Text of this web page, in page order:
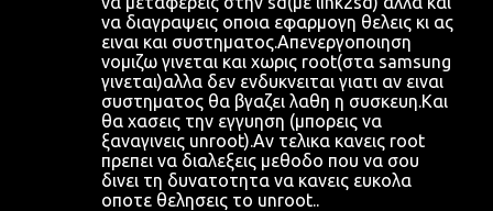
να διαγραψεις οποια εφαρμογη θελεις κι ας
ειναι και συστηματος.Απενεργοποιηση
νομιζω γινεται και χωρις root(στα samsung
γινεται)αλλα δεν ενδυκνειται γιατι αν ειναι
συστηματος θα βγαζει λαθη η συσκευη.Και
θα χασεις την εγγυηση (μπορεις να
ξαναγινεις unroot).Αν τελικα κανεις root
πρεπει να διαλεξεις μεθοδο που να σου
δινει τη δυνατοτητα να κανεις ευκολα
οποτε θελησεις το unroot..